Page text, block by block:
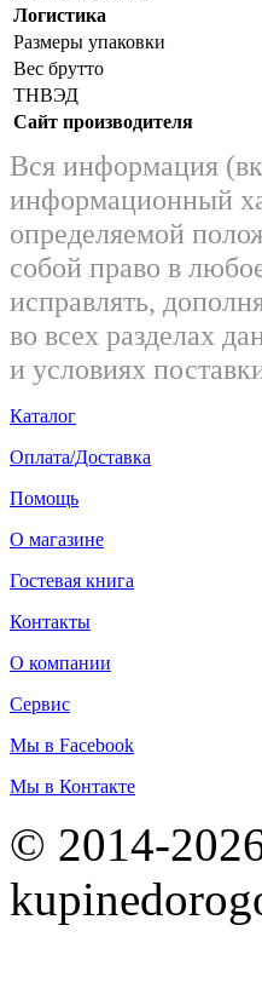
Логистика
Размеры упаковки
Вес брутто
ТНВЭД
Сайт производителя
Вся информация
информационный
определяемой
собой право в
исправлять,
во всех разделах
и условиях
Каталог
Оплата/Доставка
Помощь
О магазине
Гостевая книга
Контакты
О компании
Сервис
Мы в Facebook
Мы в Контакте
© 2014-